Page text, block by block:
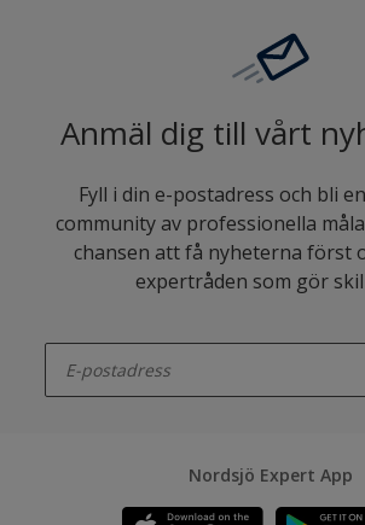
Anmäl dig till vårt
Fyll i din e-postadress och bli
community av professionella
chansen att få nyheterna först
expertråden som gör
Nordsjö Expert App